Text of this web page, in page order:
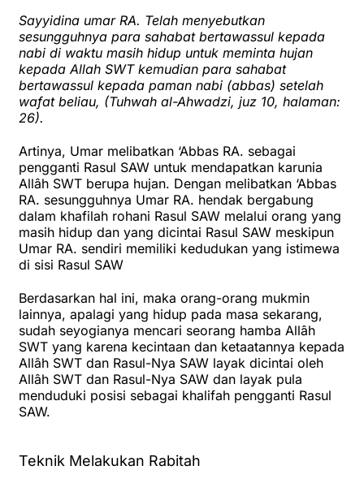
Sayyidina umar RA. Telah menyebutkan
sesungguhnya para sahabat bertawassul kepada
nabi di waktu masih hidup untuk meminta hujan
kepada Allah SWT kemudian para sahabat
bertawassul kepada paman nabi (abbas) setelah
wafat beliau, (Tuhwah al-Ahwadzi, juz 10, halaman:
26).
Artinya, Umar melibatkan ‘Abbas RA. sebagai
pengganti Rasul SAW untuk mendapatkan karunia
Allâh SWT berupa hujan. Dengan melibatkan ‘Abbas
RA. sesungguhnya Umar RA. hendak bergabung
dalam khafilah rohani Rasul SAW melalui orang yang
masih hidup dan yang dicintai Rasul SAW meskipun
Umar RA. sendiri memiliki kedudukan yang istimewa
di sisi Rasul SAW
Berdasarkan hal ini, maka orang-orang mukmin
lainnya, apalagi yang hidup pada masa sekarang,
sudah seyogianya mencari seorang hamba Allâh
SWT yang karena kecintaan dan ketaatannya kepada
Allâh SWT dan Rasul-Nya SAW layak dicintai oleh
Allâh SWT dan Rasul-Nya SAW dan layak pula
menduduki posisi sebagai khalifah pengganti Rasul
SAW.
Teknik Melakukan Rabitah